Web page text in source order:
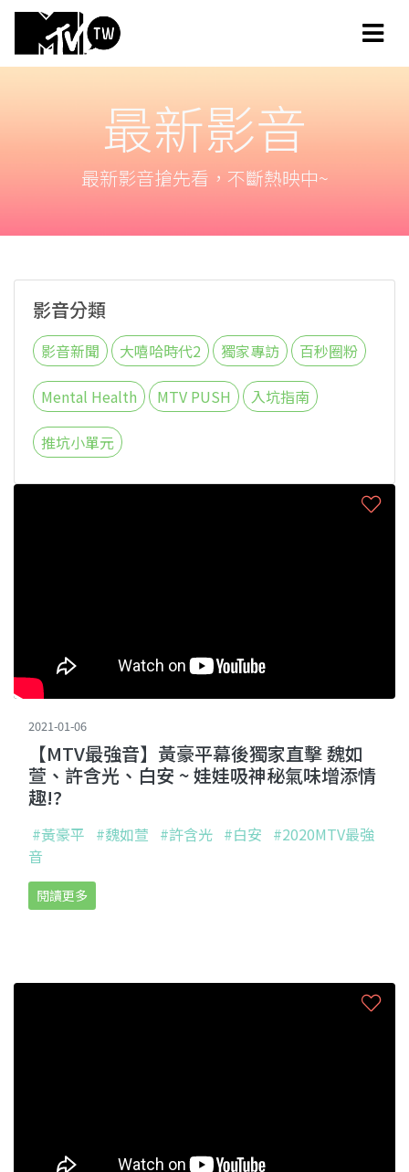
最新影音
最新影音搶先看，不斷熱映中~
影音分類
影音新聞 大嘻哈時代2 獨家專訪 百秒圈粉
Mental Health MTV PUSH 入坑指南
推坑小單元
2021-01-06
【MTV最強音】黃豪平幕後獨家直擊 魏如
萱、許含光、白安 ~ 娃娃吸神秘氣味增添情
趣!?
#黃豪平 #魏如萱 #許含光 #白安 #2020MTV最強
音
閱讀更多